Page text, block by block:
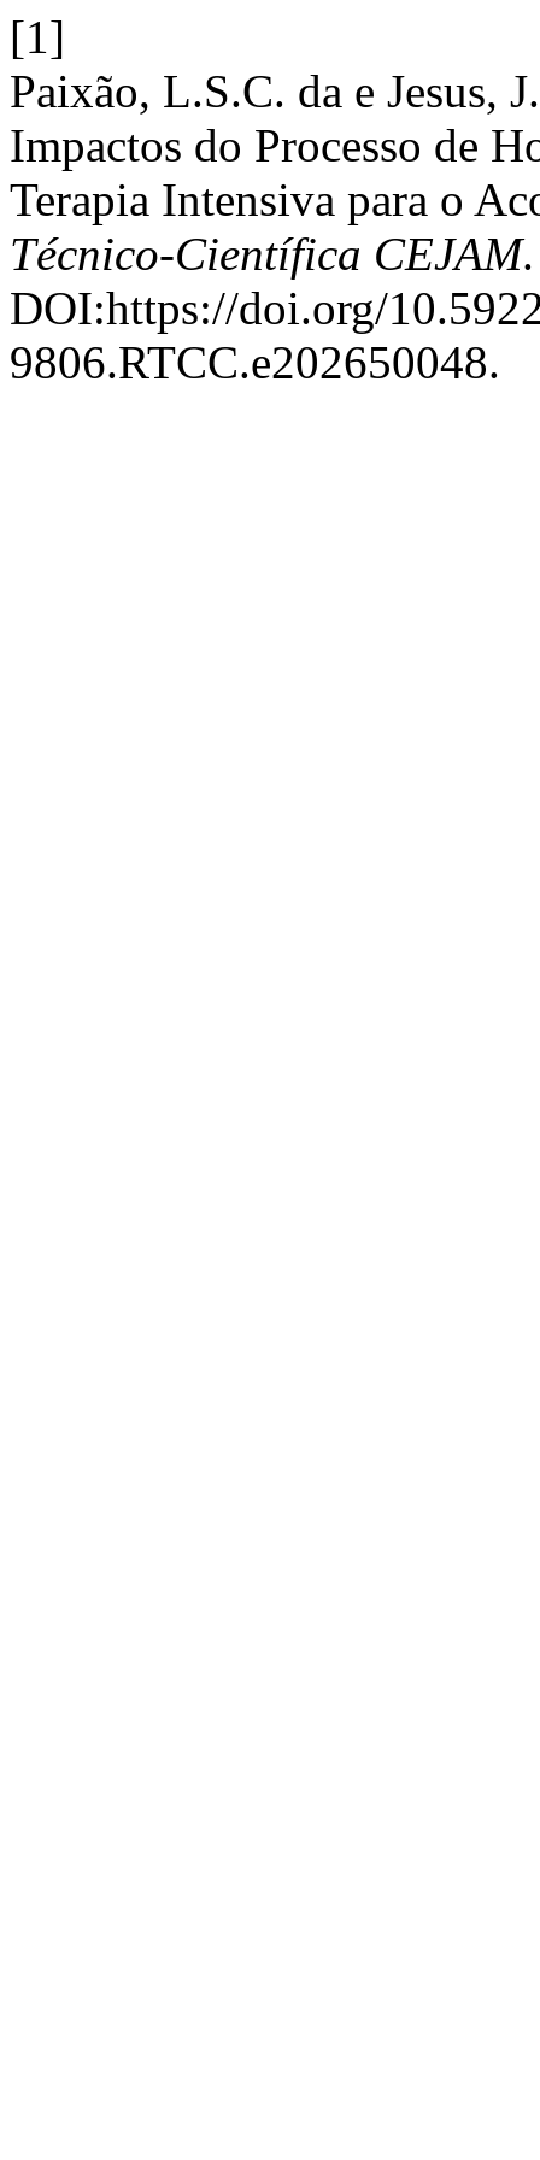
[1]
Paixão, L.S.C. da e Jesus,
Impactos do Processo de
Terapia Intensiva para o
Técnico-Científica CEJAM
DOI:https://doi.org/
9806.RTCC.e202650048.